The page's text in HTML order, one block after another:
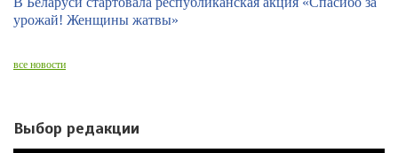
урожай! Женщины жатвы»
все новости
Выбор редакции